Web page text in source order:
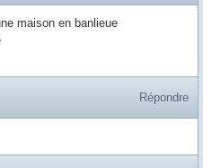
maison en banlieue
Répondre